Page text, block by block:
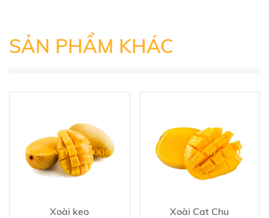
SẢN PHẨM KHÁC
Xoài keo Xoài Cat Chu